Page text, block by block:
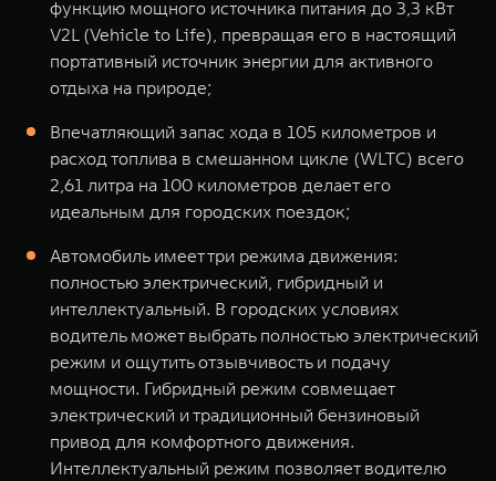
функцию мощного источника питания до 3,3 кВт
V2L (Vehicle to Life), превращая его в настоящий
портативный источник энергии для активного
отдыха на природе;
Впечатляющий запас хода в 105 километров и
расход топлива в смешанном цикле (WLTC) всего
2,61 литра на 100 километров делает его
идеальным для городских поездок;
Автомобиль имеет три режима движения:
полностью электрический, гибридный и
интеллектуальный. В городских условиях
водитель может выбрать полностью электрический
режим и ощутить отзывчивость и подачу
мощности. Гибридный режим совмещает
электрический и традиционный бензиновый
привод для комфортного движения.
Интеллектуальный режим позволяет водителю